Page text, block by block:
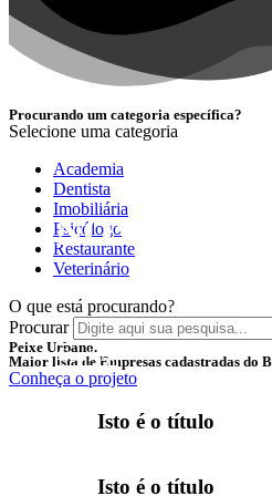
NOVIDADE
Encontre as melhores
Conferir
Procurando um categoria específica?
Selecione uma categoria
Academia
Dentista
Imobiliária
Psicólogo
Restaurante
Veterinário
O que está procurando?
Procurar
Peixe Urbano.
Maior lista de Empresas cadastradas do
Conheça o projeto
Isto é o título
Isto é o título